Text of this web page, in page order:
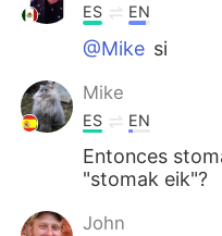
ES EN
@Mike si
Mike
ES EN
Entonces
"stomak eik"?
John